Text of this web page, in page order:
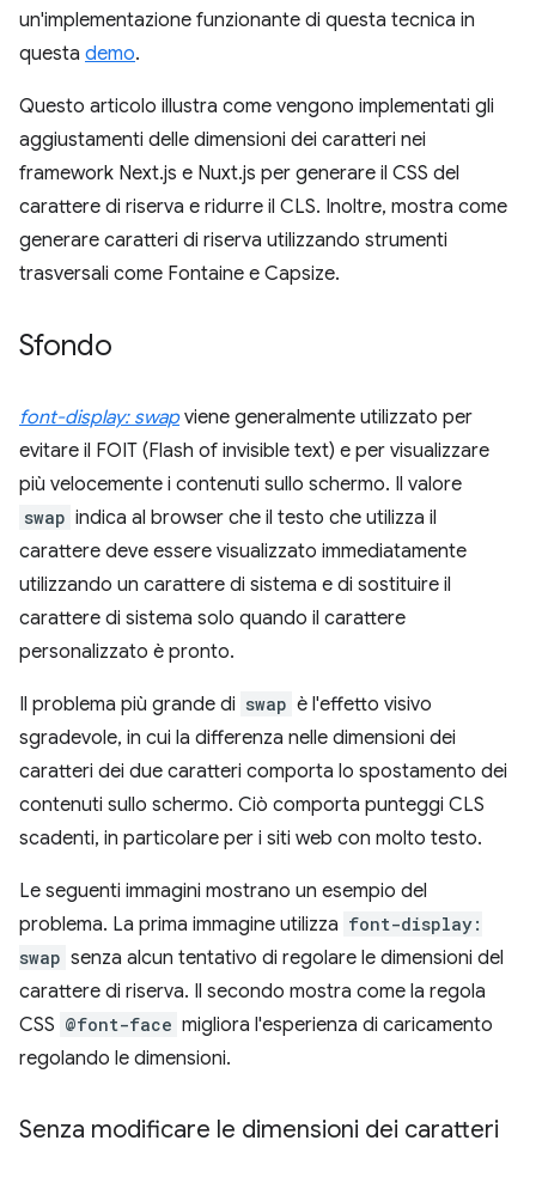
un'implementazione funzionante di questa tecnica in
questa demo.
Questo articolo illustra come vengono implementati gli
aggiustamenti delle dimensioni dei caratteri nei
framework Next.js e Nuxt.js per generare il CSS del
carattere di riserva e ridurre il CLS. Inoltre, mostra come
generare caratteri di riserva utilizzando strumenti
trasversali come Fontaine e Capsize.
Sfondo
font-display: swapviene generalmente utilizzato per
evitare il FOIT (Flash of invisible text) e per visualizzare
più velocemente i contenuti sullo schermo. Il valore
swap indica al browser che il testo che utilizza il
carattere deve essere visualizzato immediatamente
utilizzando un carattere di sistema e di sostituire il
carattere di sistema solo quando il carattere
personalizzato è pronto.
Il problema più grande di swap è l'effetto visivo
sgradevole, in cui la differenza nelle dimensioni dei
caratteri dei due caratteri comporta lo spostamento dei
contenuti sullo schermo. Ciò comporta punteggi CLS
scadenti, in particolare per i siti web con molto testo.
Le seguenti immagini mostrano un esempio del
problema. La prima immagine utilizza font-display:
swap senza alcun tentativo di regolare le dimensioni del
carattere di riserva. Il secondo mostra come la regola
CSS @font-face migliora l'esperienza di caricamento
regolando le dimensioni.
Senza modificare le dimensioni dei caratteri